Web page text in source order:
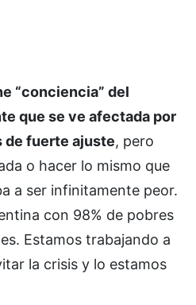
“conciencia” del
que se ve afectada por
de fuerte ajuste, pero
o hacer lo mismo que
a ser infinitamente peor.
con 98% de pobres
Estamos trabajando a
la crisis y lo estamos